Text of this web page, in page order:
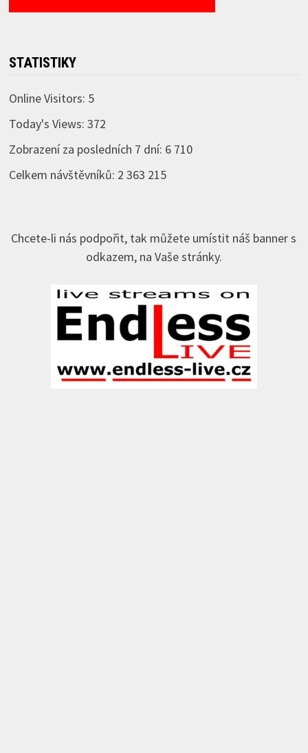
STATISTIKY
Online Visitors: 5
Today's Views: 372
Zobrazení za posledních 7 dní: 6 710
Celkem návštěvníků: 2 363 215
Chcete-li nás podpořit, tak můžete umístit náš banner s
odkazem, na Vaše stránky.